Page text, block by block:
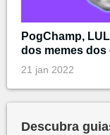
PogChamp,
dos memes dos
21 jan 2022
Descubra